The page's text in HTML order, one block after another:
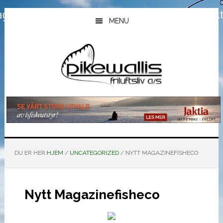
Hopp
til
Hopp
til
Hopp
til
MENU
DU ER HER:HJEM / UNCATEGORIZED /NYTT MAGAZINEFISHECO
Nytt Magazinefisheco